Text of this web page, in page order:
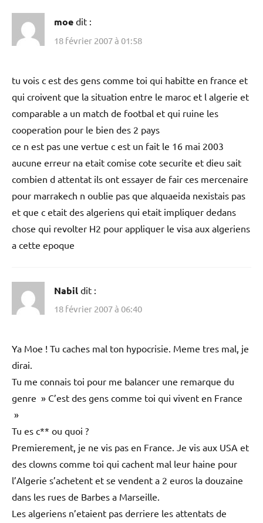
moe dit :
18 février 2007 à 01:58
tu vois c est des gens comme toi qui habitte en france et
qui croivent que la situation entre le maroc et l algerie et
comparable a un match de footbal et qui ruine les
cooperation pour le bien des 2 pays
ce n est pas une vertue c est un fait le 16 mai 2003
aucune erreur na etait comise cote securite et dieu sait
combien d attentat ils ont essayer de fair ces mercenaire
pour marrakech n oublie pas que alquaeida nexistais pas
et que c etait des algeriens qui etait impliquer dedans
chose qui revolter H2 pour appliquer le visa aux algeriens
a cette epoque
Nabil dit :
18 février 2007 à 06:40
Ya Moe ! Tu caches mal ton hypocrisie. Meme tres mal, je
dirai.
Tu me connais toi pour me balancer une remarque du
genre » C’est des gens comme toi qui vivent en France
»
Tu es c** ou quoi ?
Premierement, je ne vis pas en France. Je vis aux USA et
des clowns comme toi qui cachent mal leur haine pour
l’Algerie s’achetent et se vendent a 2 euros la douzaine
dans les rues de Barbes a Marseille.
Les algeriens n’etaient pas derriere les attentats de